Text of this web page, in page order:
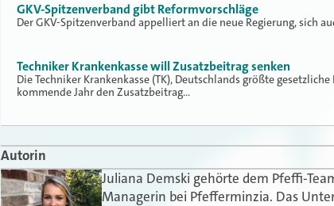
GKV-Spitzenverband gibt Reformvorschläge
Der GKV-Spitzenverband appelliert an die neue Regierung, sich
Techniker Krankenkasse will Zusatzbeitrag senken
Die Techniker Krankenkasse (TK), Deutschlands größte
kommende Jahr den Zusatzbeitrag…
Autorin
Juliana Demski gehörte dem Pfeffi-
Managerin bei Pfefferminzia. Das